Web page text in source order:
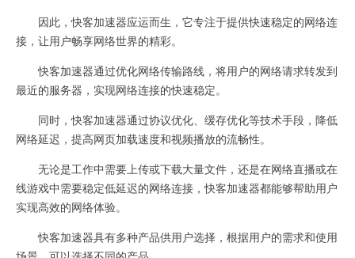
因此，快客加速器应运而生，它专注于提供快速稳定的网络连
接，让用户畅享网络世界的精彩。
快客加速器通过优化网络传输路线，将用户的网络请求转发到
最近的服务器，实现网络连接的快速稳定。
同时，快客加速器通过协议优化、缓存优化等技术手段，降低
网络延迟，提高网页加载速度和视频播放的流畅性。
无论是工作中需要上传或下载大量文件，还是在网络直播或在
线游戏中需要稳定低延迟的网络连接，快客加速器都能够帮助用户
实现高效的网络体验。
快客加速器具有多种产品供用户选择，根据用户的需求和使用